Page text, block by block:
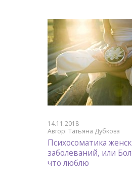
14.11.2018
Автор: Татьяна Дубкова
Психосоматика
заболеваний, или
что люблю